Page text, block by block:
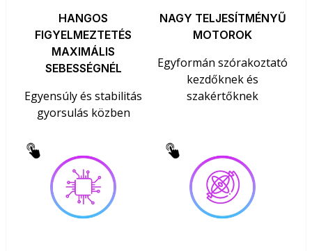
HANGOS
FIGYELMEZTETÉS
MAXIMÁLIS
SEBESSÉGNÉL
Egyensúly és stabilitás
gyorsulás közben
NAGY TELJESÍTMÉNYŰ
MOTOROK
Egyformán szórakoztató
kezdőknek és
szakértőknek